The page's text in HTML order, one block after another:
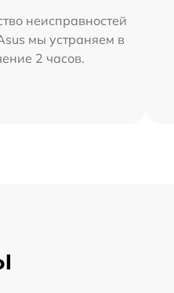
неисправностей
мы устраняем в
2 часов.